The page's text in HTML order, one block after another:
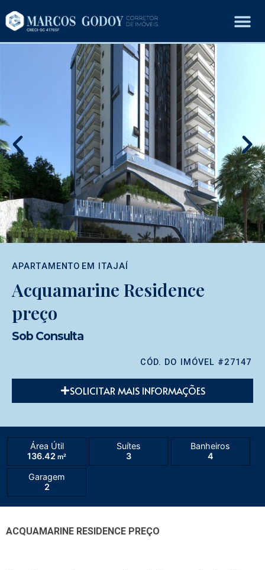
APARTAMENTO EM ITAJAÍ
Acquamarine Residence
preço
Sob Consulta
CÓD. DO IMÓVEL #27147
SOLICITAR MAIS INFORMAÇÕES
Área Útil
136.42 m²
Suítes
3
Banheiros
4
Garagem
2
ACQUAMARINE RESIDENCE PREÇO